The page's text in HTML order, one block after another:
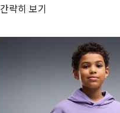
간략히 보기